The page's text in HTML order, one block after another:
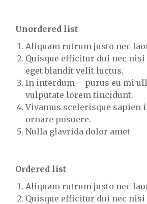
Unordered list
Aliquam rutrum justo nec
Quisque efficitur dui nec
eget blandit velit luctus.
In interdum – purus eu mi
vulputate lorem tincidunt.
Vivamus scelerisque sapien
ornare posuere.
Nulla glavrida dolor amet
Ordered list
Aliquam rutrum justo nec
Quisque efficitur dui nec